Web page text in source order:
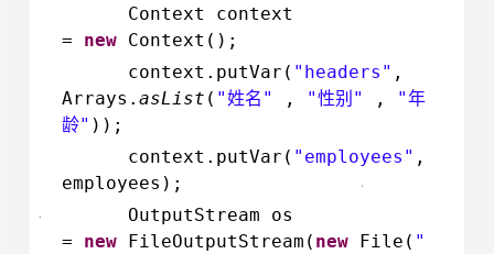
Context context
= new Context();
context.putVar( "headers" ,
Arrays. asList ( "姓名 " , "性别 " , "年
龄" ));
context.putVar( "employees" ,
employees);
OutputStream os
= new FileOutputStream( new File( "